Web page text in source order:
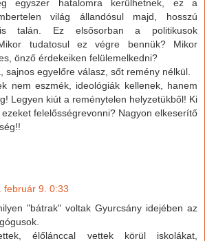
egyszer hatalomra kerülhetnek, ez a
világ állandósul majd, hosszú
is talán. Ez elsősorban a politikusok
tudatosul ez végre bennük? Mikor
önző érdekeiken felülemelkedni?
sajnos egyelőre válasz, sőt remény nélkül.
nem eszmék, ideológiák kellenek, hanem
Legyen kiút a reménytelen helyzetükből! Ki
felelősségrevonni? Nagyon elkeserítő
február 9. 0:33
"bátrak" voltak Gyurcsány idejében az
élőlánccal vettek körül iskolákat,